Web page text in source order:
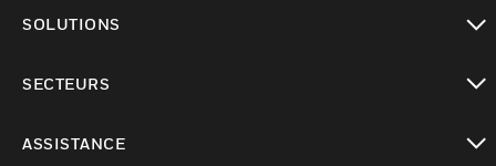
SOLUTIONS
SECTEURS
ASSISTANCE